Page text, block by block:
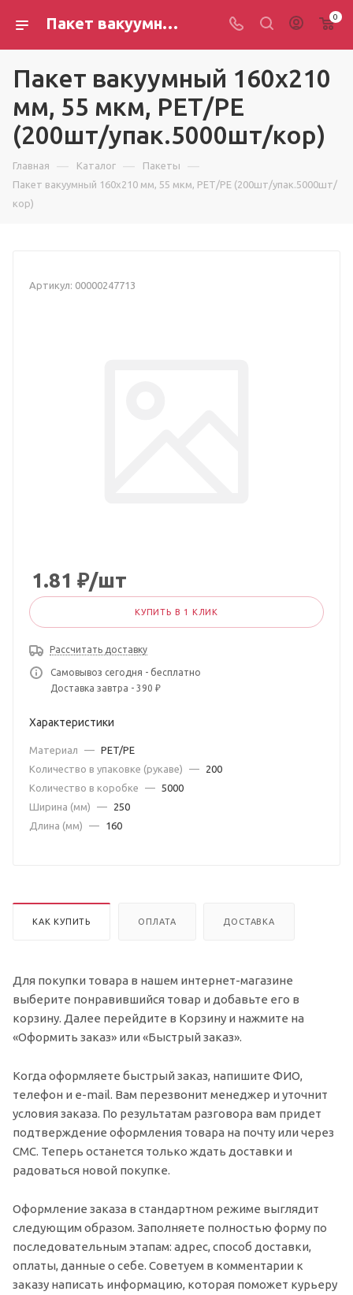
Пакет вакуумный 160х210 мм, 55 мкм, РЕТ/PE (200шт/упак.5000шт/кор) 0
Пакет вакуумный 160х210
мм, 55 мкм, РЕТ/PE
(200шт/упак.5000шт/кор)
Главная — Каталог — Пакеты —
Пакет вакуумный 160х210 мм, 55 мкм, РЕТ/PE (200шт/упак.5000шт/
кор)
Артикул: 00000247713
1.81 ₽/шт
КУПИТЬ В 1 КЛИК
Рассчитать доставку
Самовывоз сегодня - бесплатно
Доставка завтра - 390 ₽
Характеристики
Материал — PET/PE
Количество в упаковке (рукаве)
—
200
Количество в коробке
— 5000
Ширина (мм)
—
250
Длина (мм)
— 160
КАК КУПИТЬ ОПЛАТА ДОСТАВКА
Для покупки товара в нашем интернет-магазине
выберите понравившийся товар и добавьте его в
корзину. Далее перейдите в Корзину и нажмите на
«Оформить заказ» или «Быстрый заказ».
Когда оформляете быстрый заказ, напишите ФИО,
телефон и e-mail. Вам перезвонит менеджер и уточнит
условия заказа. По результатам разговора вам придет
подтверждение оформления товара на почту или через
СМС. Теперь останется только ждать доставки и
радоваться новой покупке.
Оформление заказа в стандартном режиме выглядит
следующим образом. Заполняете полностью форму по
последовательным этапам: адрес, способ доставки,
оплаты, данные о себе. Советуем в комментарии к
заказу написать информацию, которая поможет курьеру